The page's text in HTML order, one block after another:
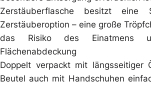
Zerstäuberflasche besitzt
Zerstäuberoption – eine große
das Risiko des Einatmens
Flächenabdeckung
Doppelt verpackt mit längsseitiger
Beutel auch mit Handschuhen